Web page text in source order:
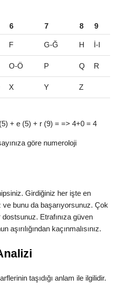
6 7 8 9
F G-Ğ H İ-I
O-Ö P Q R
X Y Z
+ e (5) + r (9) = => 4+0 = 4
göre numeroloji
Girdiğiniz her işte en
ve bunu da başarıyorsunuz. Çok
Etrafınıza güven
kaçınmalısınız.
taşıdığı anlam ile ilgilidir.